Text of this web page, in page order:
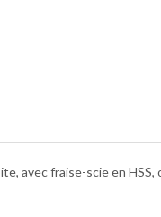
avec fraise-scie en